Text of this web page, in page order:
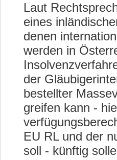
Laut
eines
denen
werden in
der
bestellter
greifen kann -
EU RL und der
soll - künftig